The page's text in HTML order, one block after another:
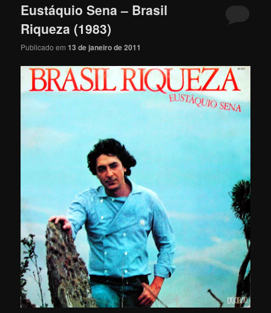
Eustáquio Sena – Brasil
Riqueza (1983)
Publicado em13 de janeiro de 2011